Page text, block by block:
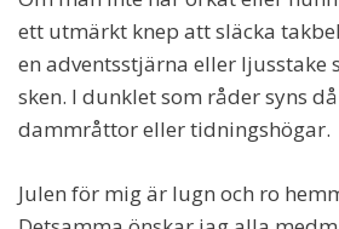
ett utmärkt knep att släcka
en adventsstjärna eller ljusstake
sken. I dunklet som råder syns
dammråttor eller tidningshögar.
Julen för mig är lugn och ro